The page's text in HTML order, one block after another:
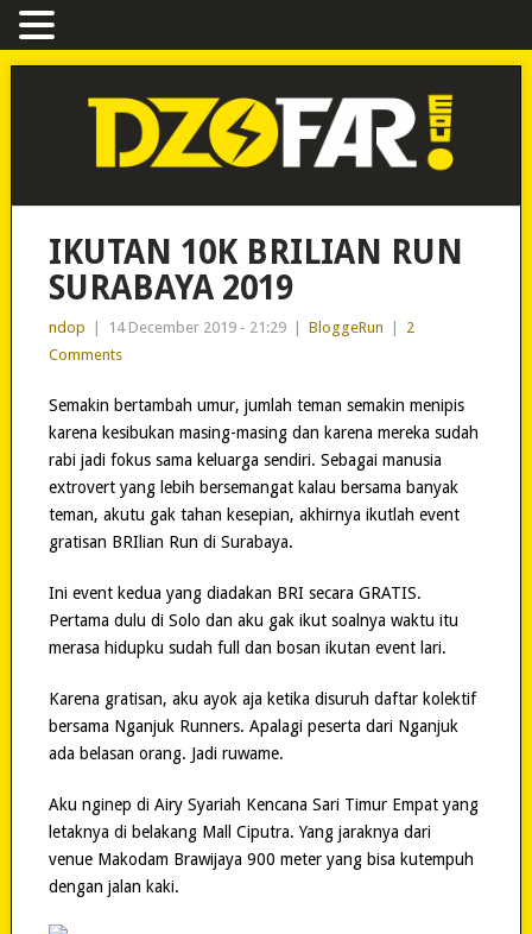
IKUTAN 10K BRILIAN RUN
SURABAYA 2019
ndop 14 December 2019 - 21:29 BloggeRun
2
Comments
Semakin bertambah umur, jumlah teman semakin menipis
karena kesibukan masing-masing dan karena mereka sudah
rabi jadi fokus sama keluarga sendiri. Sebagai manusia
extrovert yang lebih bersemangat kalau bersama banyak
teman, akutu gak tahan kesepian, akhirnya ikutlah event
gratisan BRIlian Run di Surabaya.
Ini event kedua yang diadakan BRI secara GRATIS.
Pertama dulu di Solo dan aku gak ikut soalnya waktu itu
merasa hidupku sudah full dan bosan ikutan event lari.
Karena gratisan, aku ayok aja ketika disuruh daftar kolektif
bersama Nganjuk Runners. Apalagi peserta dari Nganjuk
ada belasan orang. Jadi ruwame.
Aku nginep di Airy Syariah Kencana Sari Timur Empat yang
letaknya di belakang Mall Ciputra. Yang jaraknya dari
venue Makodam Brawijaya 900 meter yang bisa kutempuh
dengan jalan kaki.